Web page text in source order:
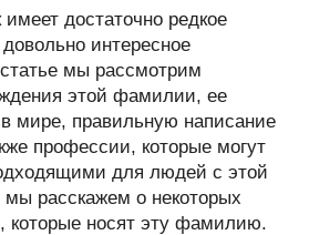
er g
er
J
o
ur
n
al
u
e
р
а
в
и
ть
достаточно редкое
интересное
мы рассмотрим
этой фамилии, ее
в мире, правильную написание
профессии, которые могут
для людей с этой
расскажем о некоторых
которые носят эту фамилию.